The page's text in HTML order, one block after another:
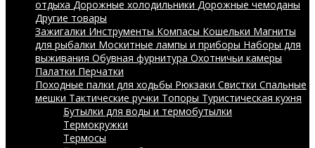
отдыха Дорожные холодильники Дорожные чемоданы
Другие товары
Зажигалки Инструменты Компасы Кошельки Магниты
для рыбалки Москитные лампы и приборы Наборы для
выживания Обувная фурнитура Охотничьи камеры
Палатки Перчатки
Походные палки для ходьбы Рюкзаки Свистки Спальные
мешки Тактические ручки Топоры Туристическая кухня
Бутылки для воды и термобутылки
Термокружки
Термосы